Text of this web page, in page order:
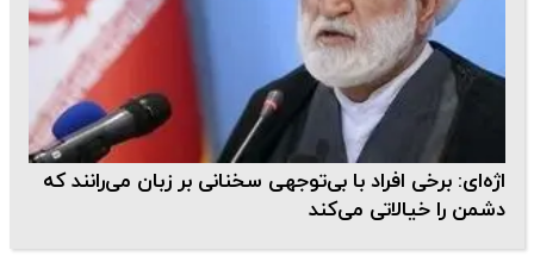
اژه‌ای: برخی افراد با بی‌توجهی سخنانی بر زبان می‌رانند که
دشمن را خیالاتی می‌کند